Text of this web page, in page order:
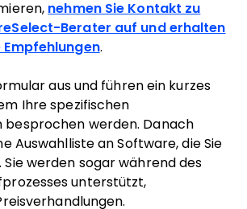
nehmen Sie Kontakt zu
Berater auf und erhalten
Empfehlungen.
aus und führen ein kurzes
Ihre spezifischen
besprochen werden. Danach
Auswahlliste an Software, die Sie
Sie werden sogar während des
unterstützt,